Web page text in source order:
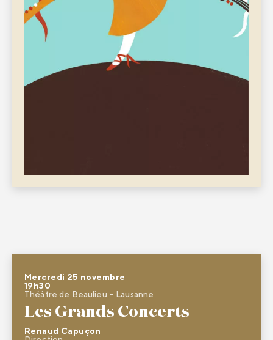
Mercredi 25 novembre
19h30
Théâtre de Beaulieu – Lausanne
Les Grands Concerts
Renaud Capuçon